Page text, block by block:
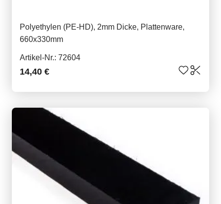
Polyethylen (PE-HD), 2mm Dicke, Plattenware,
660x330mm
Artikel-Nr.: 72604
14,40 €